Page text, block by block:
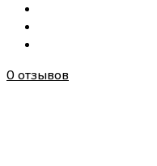
0 отзывов